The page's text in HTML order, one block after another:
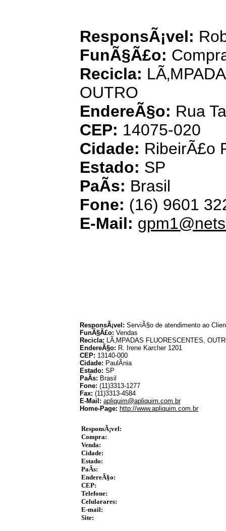
ResponsÃ¡vel:
FunÃ§Ã£o:
Recicla:
OUTRO
EndereÃ§o: Rua
CEP: 14075-020
Cidade: RibeirÃ£o
Estado: SP
PaÃ­s: Brasil
Fone: (16) 9601
E-Mail:
ResponsÃ¡vel: ServiÃ§o de atendimento ao
FunÃ§Ã£o: Vendas
Recicla: LÃ‚MPADAS FLUORESCENTES,
EndereÃ§o: R. Irene Karcher 1201
CEP: 13140-000
Cidade: PaulÃ­nia
Estado: SP
PaÃ­s: Brasil
Fone: (11)3313-1277
Fax: (11)3313-4584
E-Mail: apliquim@apliquim.com.br
Home-Page: http://www.apliquim.com.br
ResponsÃ¡vel:
Compra:
Venda:
Cidade:
Estado:
PaÃ­s:
EndereÃ§o:
CEP:
Telefone:
Celularares:
E-mail:
Site: